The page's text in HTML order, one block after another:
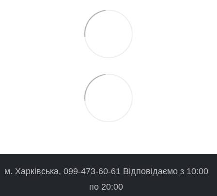
м. Харківська, 099-473-60-61 Відповідаємо з 10:00
по 20:00